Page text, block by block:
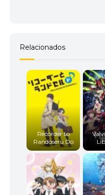
Relacionados
Recorder to
Randoseru Do